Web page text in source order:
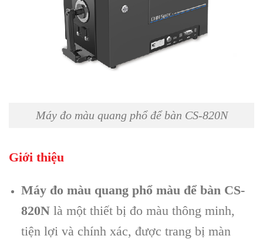
Máy đo màu quang phổ để bàn CS-820N
Giới thiệu
Máy đo màu quang phổ màu để bàn CS-
820Nlà một thiết bị đo màu thông minh,
tiện lợi và chính xác, được trang bị màn